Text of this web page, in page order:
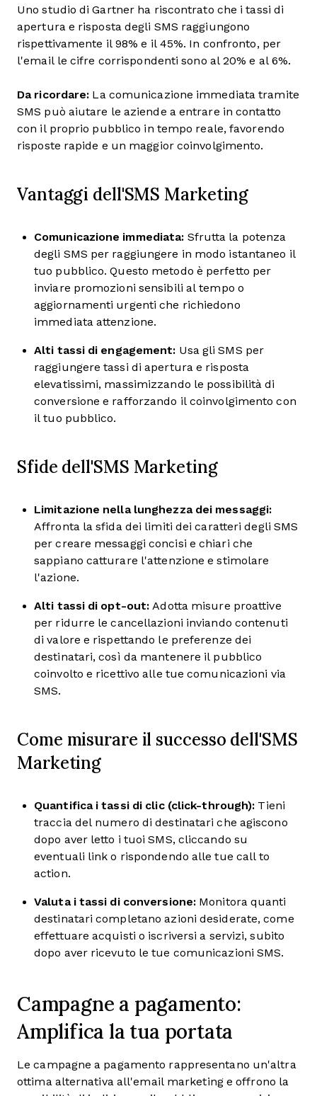
Uno studio di Gartner ha riscontrato che i tassi di
apertura e risposta degli SMS raggiungono
rispettivamente il 98% e il 45%. In confronto, per
l'email le cifre corrispondenti sono al 20% e al 6%.
Da ricordare: La comunicazione immediata tramite
SMS può aiutare le aziende a entrare in contatto
con il proprio pubblico in tempo reale, favorendo
risposte rapide e un maggior coinvolgimento.
Vantaggi dell'SMS Marketing
Comunicazione immediata: Sfrutta la potenza
degli SMS per raggiungere in modo istantaneo il
tuo pubblico. Questo metodo è perfetto per
inviare promozioni sensibili al tempo o
aggiornamenti urgenti che richiedono
immediata attenzione.
Alti tassi di engagement: Usa gli SMS per
raggiungere tassi di apertura e risposta
elevatissimi, massimizzando le possibilità di
conversione e rafforzando il coinvolgimento con
il tuo pubblico.
Sfide dell'SMS Marketing
Limitazione nella lunghezza dei messaggi:
Affronta la sfida dei limiti dei caratteri degli SMS
per creare messaggi concisi e chiari che
sappiano catturare l'attenzione e stimolare
l'azione.
Alti tassi di opt-out: Adotta misure proattive
per ridurre le cancellazioni inviando contenuti
di valore e rispettando le preferenze dei
destinatari, così da mantenere il pubblico
coinvolto e ricettivo alle tue comunicazioni via
SMS.
Come misurare il successo dell'SMS
Marketing
Quantifica i tassi di clic (click-through): Tieni
traccia del numero di destinatari che agiscono
dopo aver letto i tuoi SMS, cliccando su
eventuali link o rispondendo alle tue call to
action.
Valuta i tassi di conversione: Monitora quanti
destinatari completano azioni desiderate, come
effettuare acquisti o iscriversi a servizi, subito
dopo aver ricevuto le tue comunicazioni SMS.
Campagne a pagamento:
Amplifica la tua portata
Le campagne a pagamento rappresentano un'altra
ottima alternativa all'email marketing e offrono la